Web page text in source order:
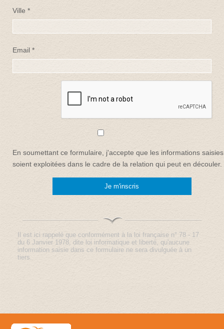
Ville *
Email *
En soumettant ce formulaire, j'accepte que les informations saisies
soient exploitées dans le cadre de la relation qui peut en découler.
Il est ici rappelé que conformément à la loi française n° 78 - 17
du 6 Janvier 1978, dite loi informatique et liberté, qu'aucune
information saisie dans ce formulaire ne sera divulguée à un
tiers.